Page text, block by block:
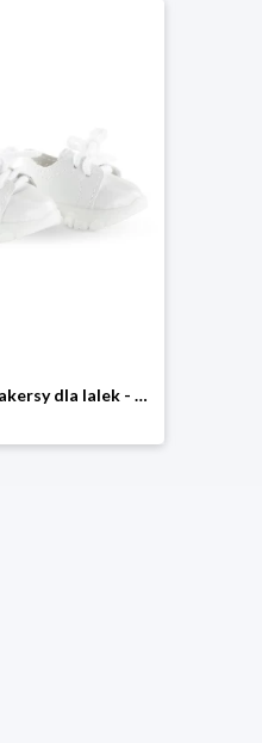
Corolle Sneakersy dla lalek - 3+ rozmiar: onesize